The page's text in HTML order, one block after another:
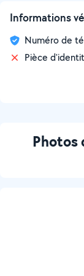
Informations
Numéro de
Pièce
Photos